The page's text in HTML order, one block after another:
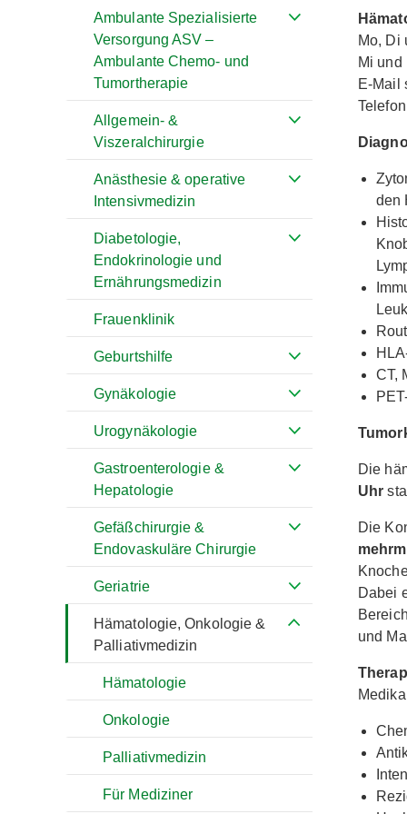
Ambulante Spezialisierte
Versorgung ASV –
Ambulante Chemo- und
Tumortherapie
Allgemein- &
Viszeralchirurgie
Anästhesie & operative
Intensivmedizin
Diabetologie,
Endokrinologie und
Ernährungsmedizin
Frauenklinik
Geburtshilfe
Gynäkologie
Urogynäkologie
Gastroenterologie &
Hepatologie
Gefäßchirurgie &
Endovaskuläre Chirurgie
Geriatrie
Hämatologie, Onkologie &
Palliativmedizin
Hämatologie
Onkologie
Palliativmedizin
Für Mediziner
Mo, Di
Mi und
E-Mail
den
CT,
Die
Uhr
Die
Dabei
und